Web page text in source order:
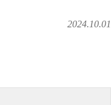
2024.10.01